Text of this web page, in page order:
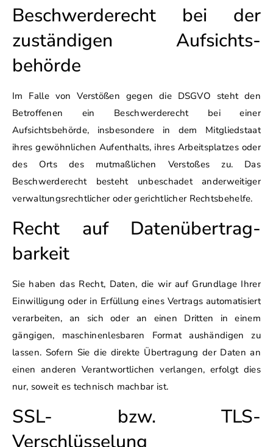
Beschwerde­recht bei der
zuständigen Aufsichts­
behörde
Im Falle von Verstößen gegen die DSGVO steht den
Betroffenen ein Beschwerderecht bei einer
Aufsichtsbehörde, insbesondere in dem Mitgliedstaat
ihres gewöhnlichen Aufenthalts, ihres Arbeitsplatzes oder
des Orts des mutmaßlichen Verstoßes zu. Das
Beschwerderecht besteht unbeschadet anderweitiger
verwaltungsrechtlicher oder gerichtlicher Rechtsbehelfe.
Recht auf Daten­übertrag­
barkeit
Sie haben das Recht, Daten, die wir auf Grundlage Ihrer
Einwilligung oder in Erfüllung eines Vertrags automatisiert
verarbeiten, an sich oder an einen Dritten in einem
gängigen, maschinenlesbaren Format aushändigen zu
lassen. Sofern Sie die direkte Übertragung der Daten an
einen anderen Verantwortlichen verlangen, erfolgt dies
nur, soweit es technisch machbar ist.
SSL- bzw. TLS-
Verschlüsselung